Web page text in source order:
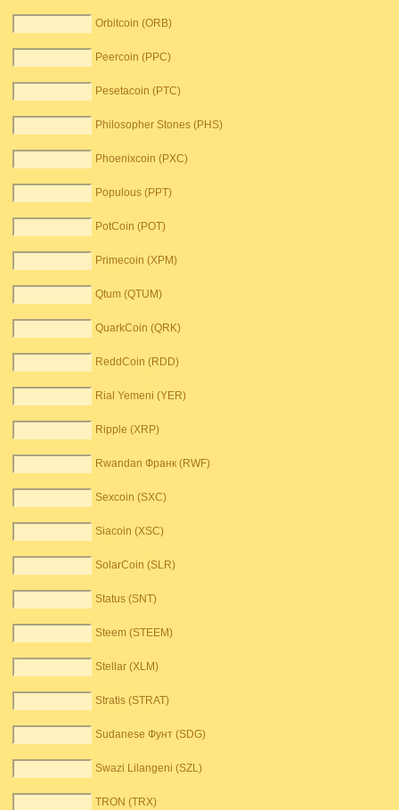
Orbitcoin (ORB)
Peercoin (PPC)
Pesetacoin (PTC)
Philosopher Stones (PHS)
Phoenixcoin (PXC)
Populous (PPT)
PotCoin (POT)
Primecoin (XPM)
Qtum (QTUM)
QuarkCoin (QRK)
ReddCoin (RDD)
Rial Yemeni (YER)
Ripple (XRP)
Rwandan Франк (RWF)
Sexcoin (SXC)
Siacoin (XSC)
SolarCoin (SLR)
Status (SNT)
Steem (STEEM)
Stellar (XLM)
Stratis (STRAT)
Sudanese Фунт (SDG)
Swazi Lilangeni (SZL)
TRON (TRX)